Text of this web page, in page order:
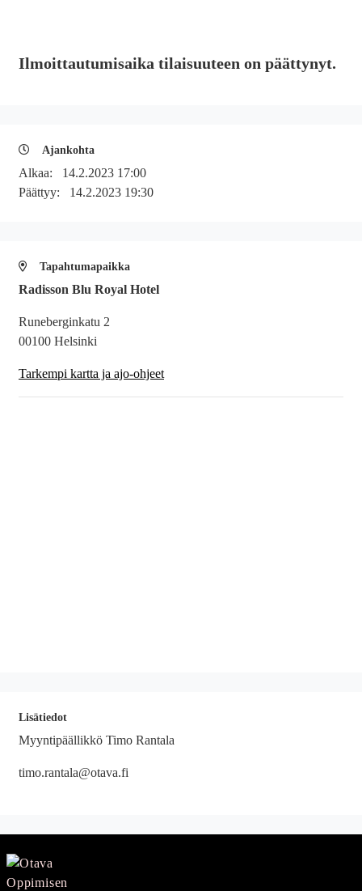
Ilmoittautumisaika tilaisuuteen on päättynyt.
Ajankohta
Alkaa: 14.2.2023 17:00
Päättyy: 14.2.2023 19:30
Tapahtumapaikka
Radisson Blu Royal Hotel
Runeberginkatu 2
00100 Helsinki
Tarkempi kartta ja ajo-ohjeet
Lisätiedot
Myyntipäällikkö Timo Rantala
timo.rantala@otava.fi